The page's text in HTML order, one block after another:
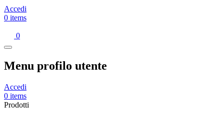
Accedi
0 items
0
Menu profilo utente
Accedi
0 items
Prodotti